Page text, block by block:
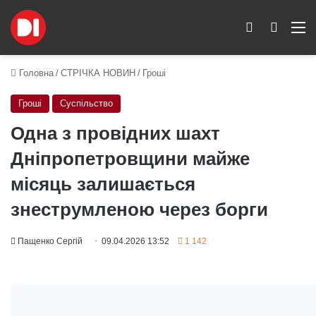
Пошук
Switch skin
Головна / СТРІЧКА НОВИН / Гроші
Гроші Суспільство
Одна з провідних шахт
Дніпропетровщини майже
місяць залишається
знеструмленою через борги
Пащенко Сергій 09.04.2026 13:52 1 142